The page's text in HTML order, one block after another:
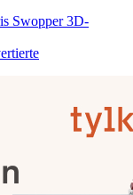
Swopper 3D-